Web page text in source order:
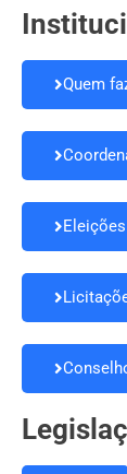
Quem
Eleições